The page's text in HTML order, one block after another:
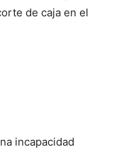
de caja en el
incapacidad